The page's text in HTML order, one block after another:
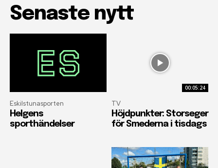
Senaste nytt
Eskilstunasporten
Helgens
sporthändelser
00:05:24
TV
Höjdpunkter: Storseger
för Smederna i tisdags